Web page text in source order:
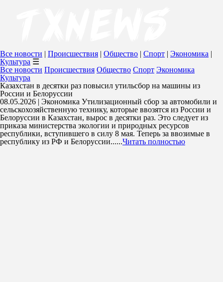
Все новости | Происшествия | Общество | Спорт | Экономика |
Культура ☰
Все новости Происшествия Общество Спорт Экономика
Культура
Казахстан в десятки раз повысил утильсбор на машины из
России и Белоруссии
08.05.2026 | Экономика Утилизационный сбор за автомобили и
сельскохозяйственную технику, которые ввозятся из России и
Белоруссии в Казахстан, вырос в десятки раз. Это следует из
приказа министерства экологии и природных ресурсов
республики, вступившего в силу 8 мая. Теперь за ввозимые в
республику из РФ и Белоруссии......Читать полностью